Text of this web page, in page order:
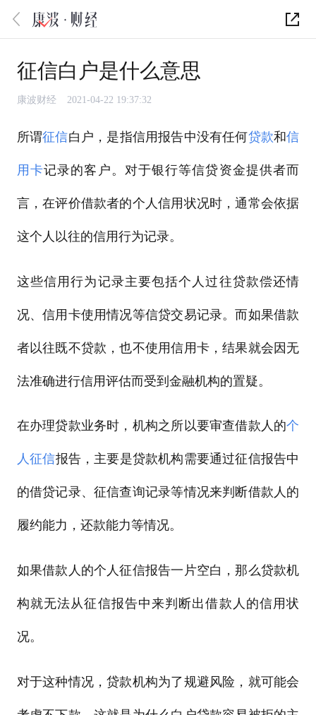
征信白户是什么意思
康波财经 2021-04-22 19:37:32
所谓征信白户，是指信用报告中没有任何贷款和信
用卡记录的客户。对于银行等信贷资金提供者而
言，在评价借款者的个人信用状况时，通常会依据
这个人以往的信用行为记录。
这些信用行为记录主要包括个人过往贷款偿还情
况、信用卡使用情况等信贷交易记录。而如果借款
者以往既不贷款，也不使用信用卡，结果就会因无
法准确进行信用评估而受到金融机构的置疑。
在办理贷款业务时，机构之所以要审查借款人的个
人征信报告，主要是贷款机构需要通过征信报告中
的借贷记录、征信查询记录等情况来判断借款人的
履约能力，还款能力等情况。
如果借款人的个人征信报告一片空白，那么贷款机
构就无法从征信报告中来判断出借款人的信用状
况。
对于这种情况，贷款机构为了规避风险，就可能会